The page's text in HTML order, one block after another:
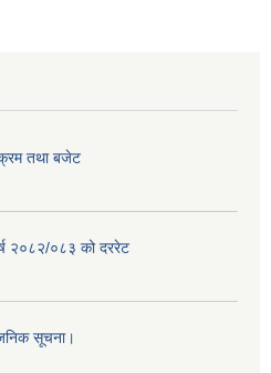
तथा बजेट
२०८२/०८३ को दररेट
सूचना।